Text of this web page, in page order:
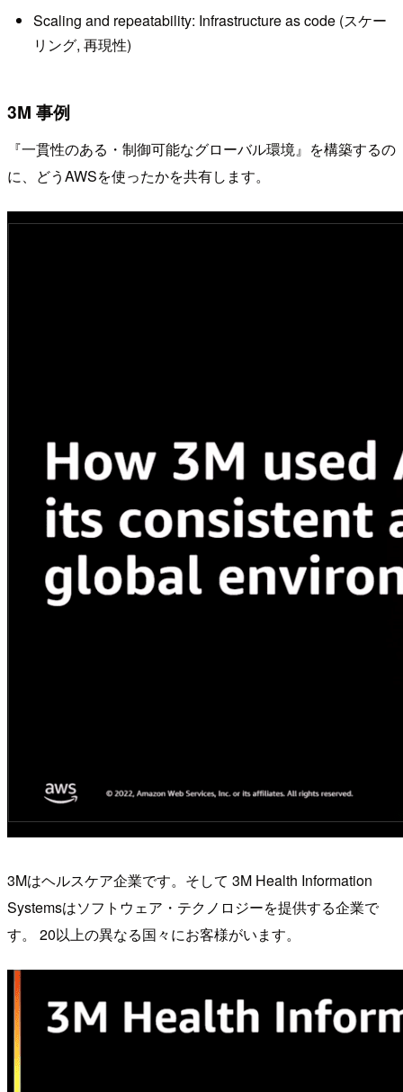
Scaling and repeatability: Infrastructure as code (スケー
リング, 再現性)
3M 事例
『一貫性のある・制御可能なグローバル環境』を構築するの
に、どうAWSを使ったかを共有します。
3Mはヘルスケア企業です。そして 3M Health Information
Systemsはソフトウェア・テクノロジーを提供する企業で
す。 20以上の異なる国々にお客様がいます。